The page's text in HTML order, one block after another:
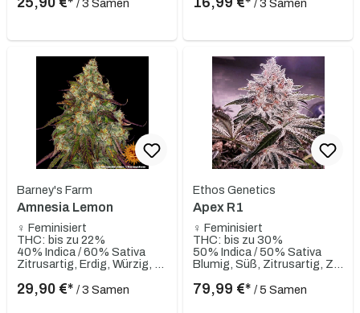
/ 3 Samen / 3 Samen
Barney's Farm
Amnesia Lemon
♀ Feminisiert
THC: bis zu 22%
40% Indica / 60% Sativa
Zitrusartig, Erdig, Würzig, Süß
29,90 €* / 3 Samen
Ethos Genetics
Apex R1
♀ Feminisiert
THC: bis zu 30%
50% Indica / 50% Sativa
Blumig, Süß, Zitrusartig, Zitrone, Fruchtig, Erdbeere, Erdige, Gassy
79,99 €* / 5 Samen